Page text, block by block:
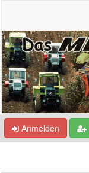
Anmelden